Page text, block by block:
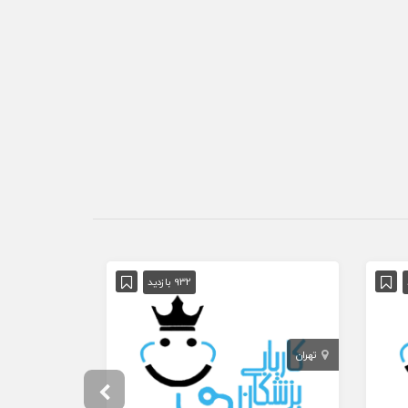
932 بازدید
تهران